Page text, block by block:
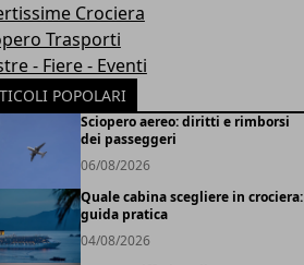
Crociera
Trasporti
- Fiere - Eventi
POPOLARI
Sciopero aereo: diritti e rimborsi
dei passeggeri
06/08/2026
Quale cabina scegliere in crociera:
guida pratica
04/08/2026